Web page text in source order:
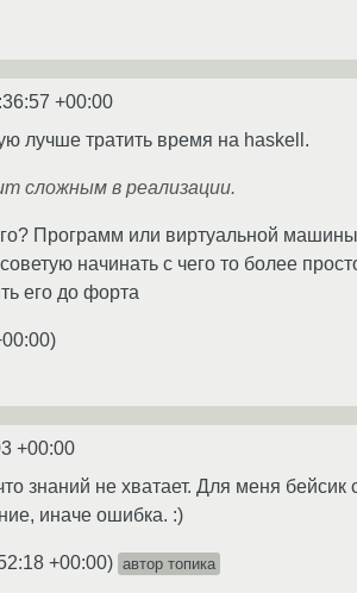
+00:00
лучше тратить время на haskell.
сложным в реализации.
Программ или виртуальной
начинать с чего то более
его до форта
)
+00:00
знаний не хватает. Для меня
иначе ошибка. :)
+00:00) автор топика